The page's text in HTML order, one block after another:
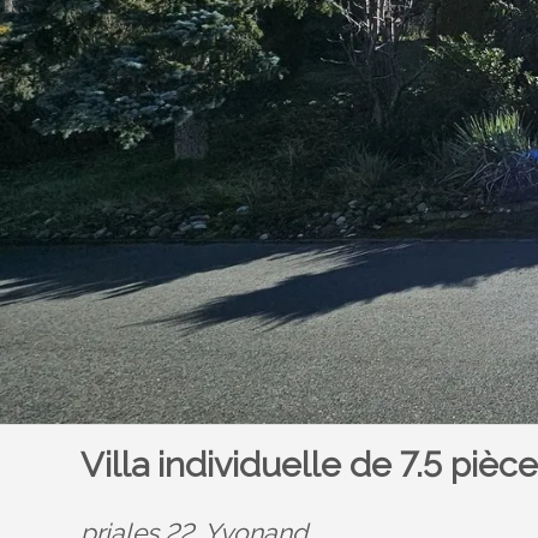
Villa individuelle de 7.5